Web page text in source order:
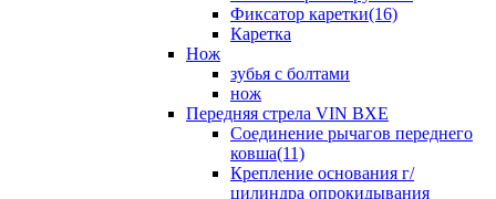
Фиксатор каретки(16)
Каретка
Нож
зубья с болтами
нож
Передняя стрела VIN BXE
Cоединение рычагов переднего
ковша(11)
Крепление основания г/
цилиндра опрокидывания